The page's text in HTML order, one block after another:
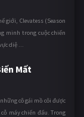
giới, Clevatess (Season
minh trong cuộc chiến
diệ ...
Mất
cô gái mồ côi được
máy chiến đấu. Trong